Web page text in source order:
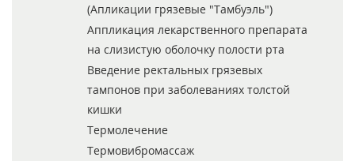
(Апликации грязевые "Тамбуэль")
Аппликация лекарственного препарата
на слизистую оболочку полости рта
Введение ректальных грязевых
тампонов при заболеваниях толстой
кишки
Термолечение
Термовибромассаж